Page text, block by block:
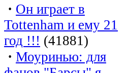
· Он играет в
Tottenham и ему 21
год !!! (41881)
· Моуринью: для